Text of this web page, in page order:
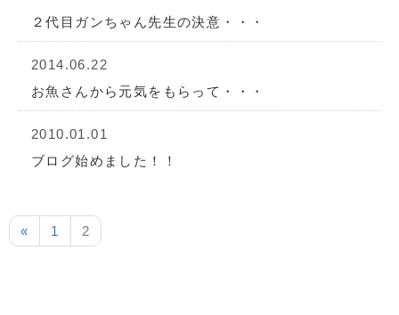
２代目ガンちゃん先生の決意・・・
2014.06.22
お魚さんから元気をもらって・・・
2010.01.01
ブログ始めました！！
« 1 2